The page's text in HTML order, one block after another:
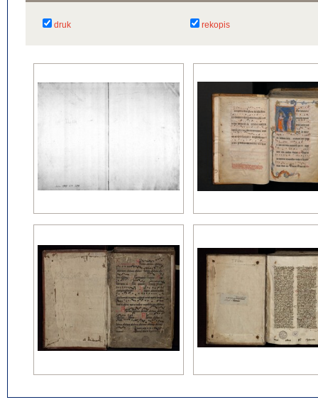
druk rekopis